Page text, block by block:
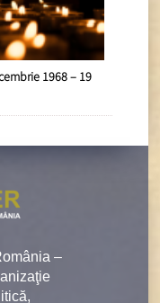
1968 – 19
–